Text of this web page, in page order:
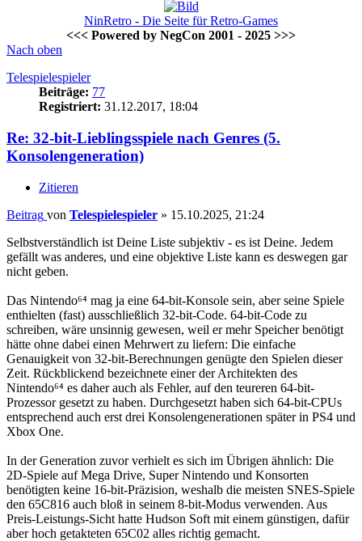
NinRetro - Die Seite für Retro-Games
<<< Powered by NegCon 2001 - 2025 >>>
Nach oben
Telespielespieler
Beiträge: 77
Registriert: 31.12.2017, 18:04
Re: 32-bit-Lieblingsspiele nach Genres (5.
Konsolengeneration)
Zitieren
Beitrag von Telespielespieler » 15.10.2025, 21:24
Selbstverständlich ist Deine Liste subjektiv - es ist Deine. Jedem
gefällt was anderes, und eine objektive Liste kann es deswegen gar
nicht geben.
Das Nintendo⁶⁴ mag ja eine 64-bit-Konsole sein, aber seine Spiele
enthielten (fast) ausschließlich 32-bit-Code. 64-bit-Code zu
schreiben, wäre unsinnig gewesen, weil er mehr Speicher benötigt
hätte ohne dabei einen Mehrwert zu liefern: Die einfache
Genauigkeit von 32-bit-Berechnungen genügte den Spielen dieser
Zeit. Rückblickend bezeichnete einer der Architekten des
Nintendo⁶⁴ es daher auch als Fehler, auf den teureren 64-bit-
Prozessor gesetzt zu haben. Durchgesetzt haben sich 64-bit-CPUs
entsprechend auch erst drei Konsolengenerationen später in PS4 und
Xbox One.
In der Generation zuvor verhielt es sich im Übrigen ähnlich: Die
2D-Spiele auf Mega Drive, Super Nintendo und Konsorten
benötigten keine 16-bit-Präzision, weshalb die meisten SNES-Spiele
den 65C816 auch bloß in seinem 8-bit-Modus verwenden. Aus
Preis-Leistungs-Sicht hatte Hudson Soft mit einem günstigen, dafür
aber hoch getakteten 65C02 alles richtig gemacht.